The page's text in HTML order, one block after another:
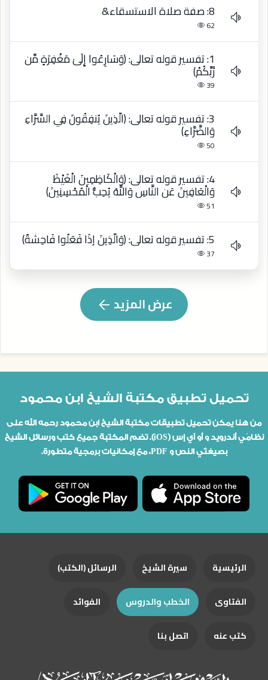
8: صفة صلاة الاستسقاء&
62
1: تفسير قوله تعالى: ﴿وَسَارِعُوا إِلَىٰ مَغْفِرَةٍ مِّن
رَّبِّكُمْ﴾
39
3: تفسير قوله تعالى: ﴿الَّذِينَ يُنفِقُونَ فِي السَّرَّاءِ
وَالضَّرَّاءِ﴾
50
4: تفسير قوله تعالى: ﴿وَالْكَاظِمِينَ الْغَيْظَ
وَالْعَافِينَ عَنِ النَّاسِ وَاللَّهُ يُحِبُّ الْمُحْسِنِينَ﴾
51
5: تفسير قوله تعالى: ﴿وَالَّذِينَ إِذَا فَعَلُوا فَاحِشَةً﴾
37
عرض المزيد
تحميل تطبيق مكتبة الشيخ ابن محمود
من هنا يمكن تحميل تطبيقات مكتبة الشيخ ابن محمود رحمه الله على
نظامَي أندرويد و أو آي إس (iOS). تضم المكتبة جميع كتب ورسائل الشيخ
بصيغتَي النص و PDF، مع إمكانيات برمجية متطورة.
الرئيسية سيرة الشيخ الرسائل (الكتب)
الفتاوى الخطب والدروس الفوائد
كتب عنه اتصل بنا